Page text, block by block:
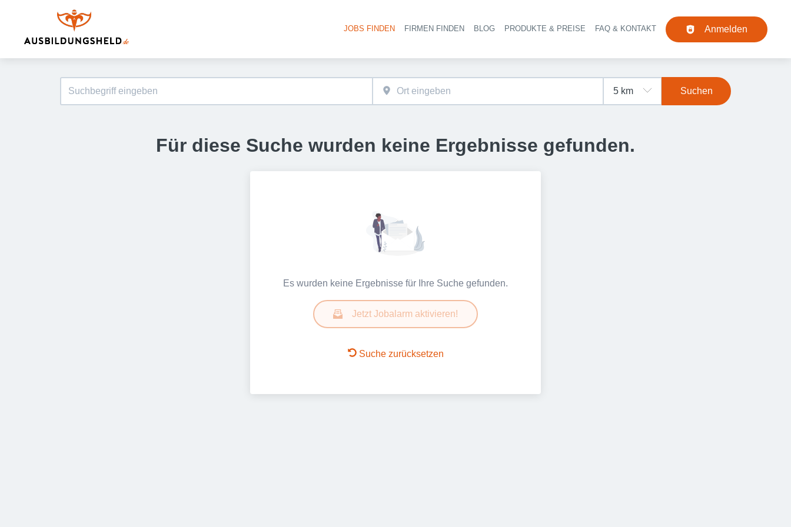
Haupt-Navigation
JOBS FINDEN FIRMEN FINDEN BLOG PRODUKTE & PREISE FAQ & KONTAKT Anmelden
Suchen
Für diese Suche wurden keine Ergebnisse gefunden.
Es wurden keine Ergebnisse für Ihre Suche gefunden.
Jetzt Jobalarm aktivieren!
Suche zurücksetzen